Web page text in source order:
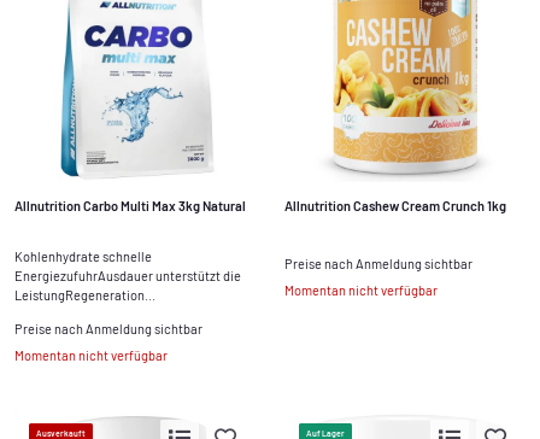
Allnutrition Carbo Multi Max 3kg Natural
Kohlenhydrate schnelle
EnergiezufuhrAusdauer unterstützt die
LeistungRegeneration...
Preise nach Anmeldung sichtbar
Momentan nicht verfügbar
Allnutrition Cashew Cream Crunch 1kg
Preise nach Anmeldung sichtbar
Momentan nicht verfügbar
Ausverkauft Auf Lager